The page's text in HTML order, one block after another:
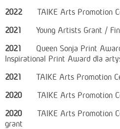
2022 TAIKE Arts Promotion
2021 Young Artists Grant /
2021 Queen Sonja Print
Inspirational Print Award dla
2021 TAIKE Arts Promotion
2020 TAIKE Arts Promotion
2020 TAIKE Arts Promotion
grant